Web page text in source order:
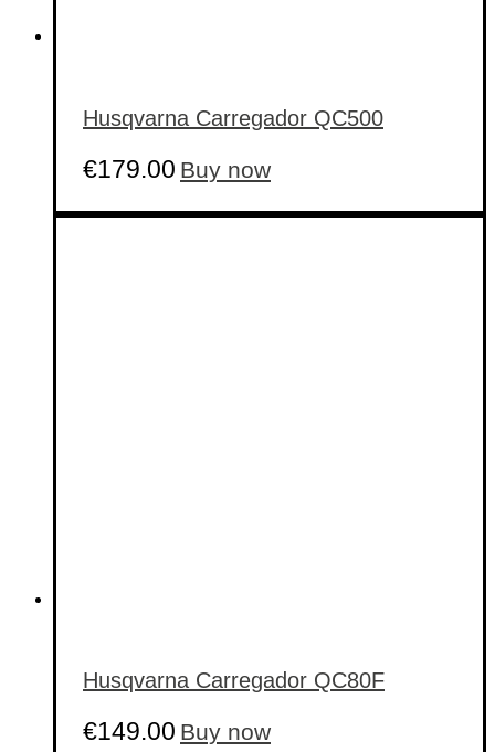
Husqvarna Carregador QC500
€179.00 Buy now
Husqvarna Carregador QC80F
€149.00 Buy now